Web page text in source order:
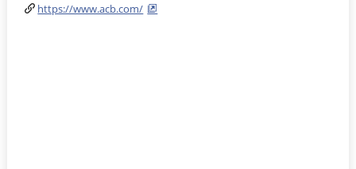
https://www.acb.com/